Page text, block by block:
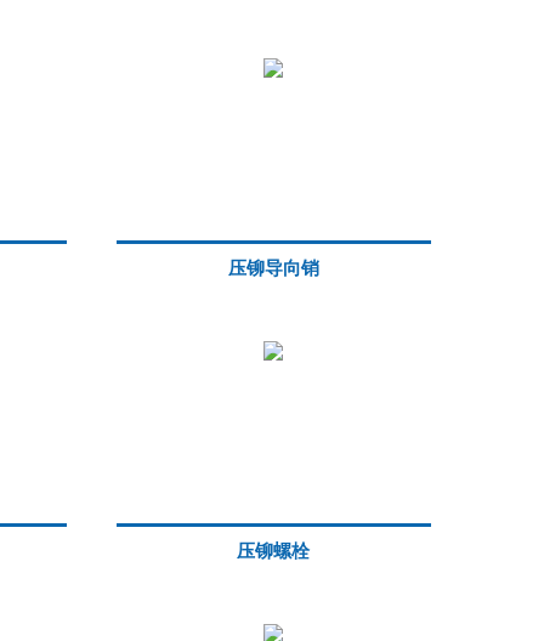
压铆导向销
压铆螺栓